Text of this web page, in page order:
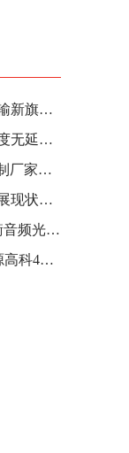
巅峰融合，定义哨位综合传输新旗舰——汉源高科武警哨位综合多业务光端机深度解析
演播室直播零事故、指挥调度无延迟！汉源高科4路单向卡侬头平衡音频光端机守护政企广电核心音频生命线
深度剖析PCB抗金属标签定制厂家：行业趋势、市场分析
超高频洗衣标签印刷公司发展现状与盈利逻辑深度剖析
汉源高科4路单向卡侬头平衡音频光端机成为近两年弱电音频项目工程商首选标配设备
抗强干扰+高保密传输！汉源高科4路单向卡侬平衡音频光端机助力工业厂区&涉密专网音频系统安全运行